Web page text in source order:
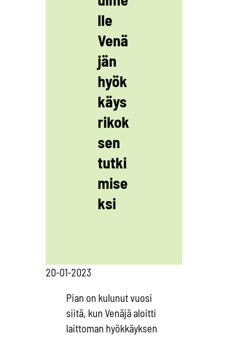
lle
Venä
jän
hyök
käys
rikok
sen
tutki
mise
ksi
20-01-2023
Pian on kulunut vuosi
siitä, kun Venäjä aloitti
laittoman hyökkäyksen